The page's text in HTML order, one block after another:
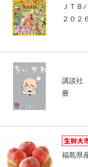
ＪＴ
２０
講談社
冊
福島